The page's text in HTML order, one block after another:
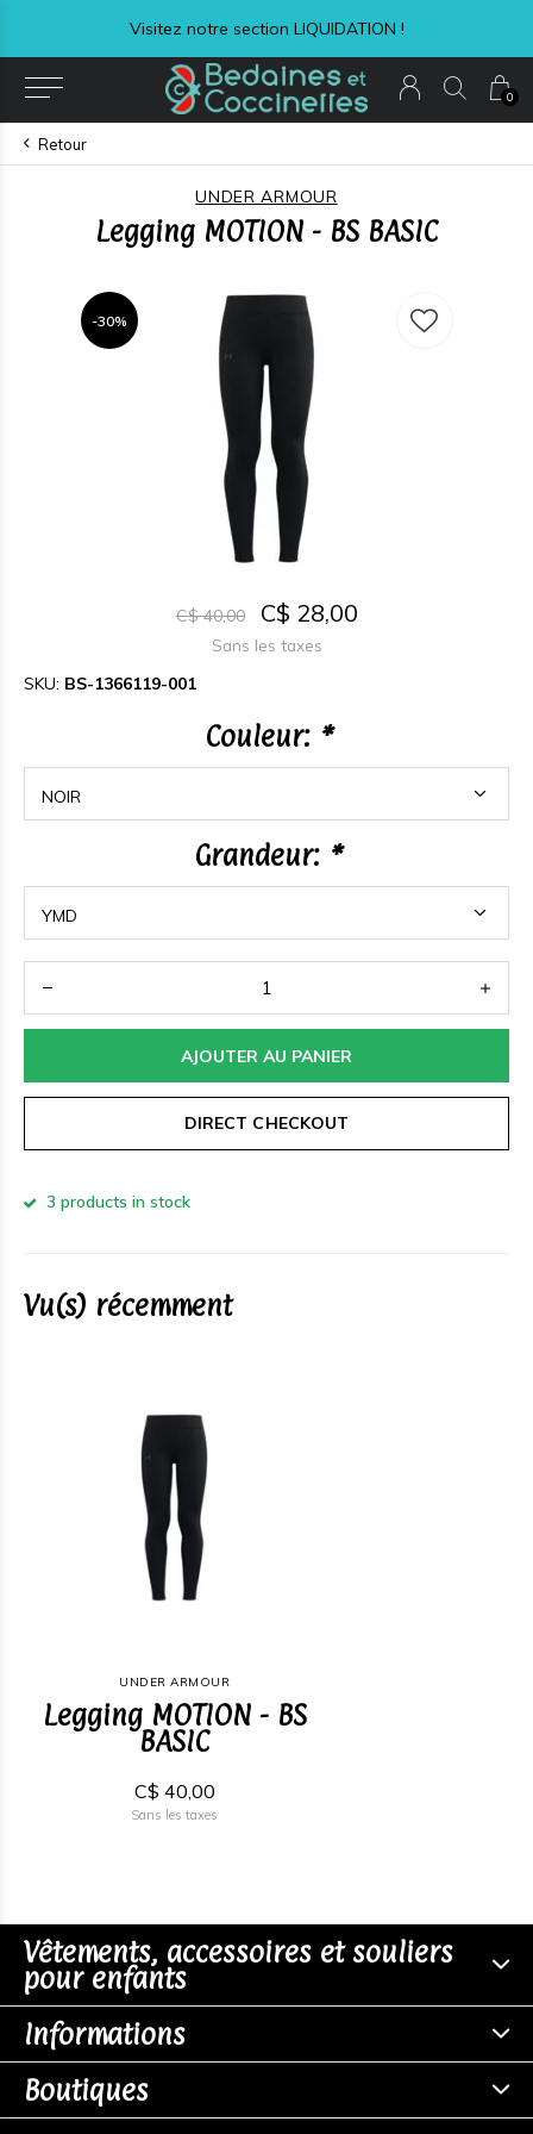
0
Visitez notre section LIQUIDATION !
Retour
UNDER ARMOUR
Legging MOTION - BS BASIC
-30%
C$ 40,00 C$ 28,00
Sans les taxes
SKU: BS-1366119-001
Couleur: *
Grandeur: *
AJOUTER AU PANIER
DIRECT CHECKOUT
3 products in stock
Vu(s) récemment
UNDER ARMOUR
Legging MOTION - BS
BASIC
C$ 40,00
Sans les taxes
Vêtements, accessoires et souliers
pour enfants
Informations
Boutiques